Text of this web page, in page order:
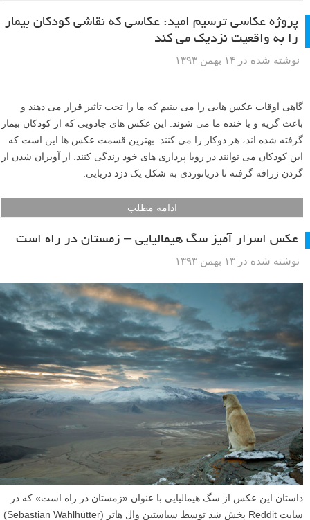
پروژه عکاسی ترسیم امید: عکاسی که نقاشی کودکان بیمار
را به واقعیت نزدیک می کند
نوشته شده در ۱۴ بهمن ۱۳۹۳
گاهی اوقات عکس هایی را می بینیم که ما را تحت تاثیر قرار می دهند و
باعث گریه و یا خنده ما می شوند. این عکس های جادویی که از کودکان بیمار
گرفته شده اند، هر دوکار را می کنند. بهترین قسمت عکس ها این است که
این کودکان می توانند در رویا پردازی های خود زندگی کنند. از آویزان شدن از
گردن زرافه گرفته تا دریانوردی به شکل یک دزد دریایی.
ادامه مطلب
عکس اسرار آمیز سگ هیمالیایی – زمستان در راه است
نوشته شده در ۱۳ بهمن ۱۳۹۳
داستان این عکس از سگ هیمالیایی با عنوان «زمستان در راه است» که در
سایت Reddit پخش شد توسط سباستین وال هاتر (Sebastian Wahlhütter)